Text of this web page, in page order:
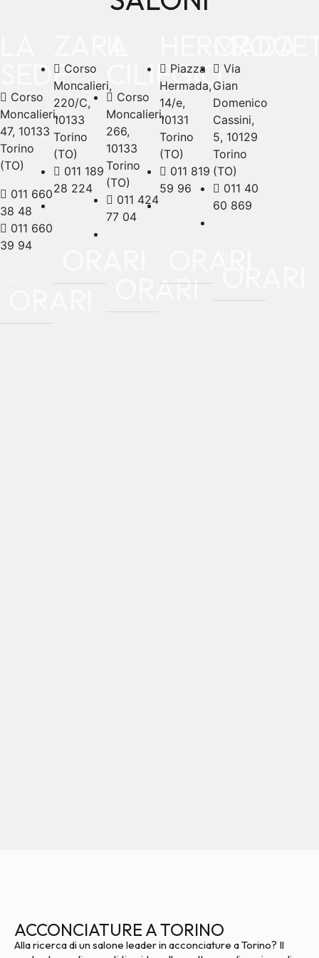
SEDE
Corso
Moncalieri,
47, 10133
Torino
(TO)
011 660
38 48
011 660
39 94
Corso
Moncalieri,
220/C,
10133
Torino
(TO)
011 189
28 224
CILIEGIO
Corso
Moncalieri,
266,
10133
Torino
(TO)
011 424
77 04
ORARI
Piazza
Hermada,
14/e,
10131
Torino
(TO)
011 819
59 96
Via
Gian
Domenico
Cassini,
5, 10129
Torino
(TO)
011 40
60 869
ACCONCIATURE A TORINO
Alla ricerca di un salone leader in acconciature a Torino? Il